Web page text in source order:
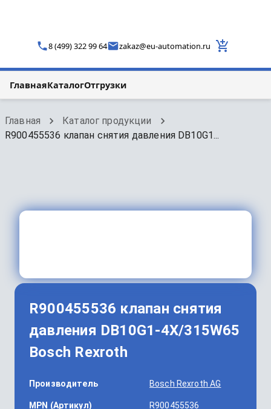
8 (499) 322 99 64 zakaz@eu-automation.ru
ГлавнаяКаталогОтгрузки
Главная
Каталог продукции
R900455536 клапан снятия давления DB10G1...
R900455536 клапан снятия
давления DB10G1-4X/315W65
Bosch Rexroth
Производитель Bosch Rexroth AG
MPN (Артикул) R900455536